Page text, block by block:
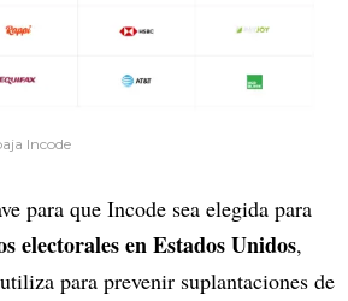
Incode
para que Incode sea elegida para
electorales en Estados Unidos,
para prevenir suplantaciones de